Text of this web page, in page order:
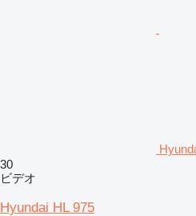
30
ビデオ
Hyundai HL 975